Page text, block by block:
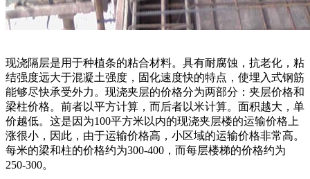
现浇隔层是用于种植条的粘合材料。具有耐腐蚀，抗老化，粘
结强度远大于混凝土强度，固化速度快的特点，使埋入式钢筋
能够尽快承受外力。现浇夹层的价格分为两部分：夹层价格和
梁柱价格。前者以平方计算，而后者以米计算。面积越大，单
价越低。这是因为100平方米以内的现浇夹层楼的运输价格上
涨很小，因此，由于运输价格高，小区域的运输价格非常高。
每米的梁和柱的价格约为300-400，而每层楼梯的价格约为
250-300。